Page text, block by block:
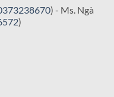
) - Ms. Ngà
)